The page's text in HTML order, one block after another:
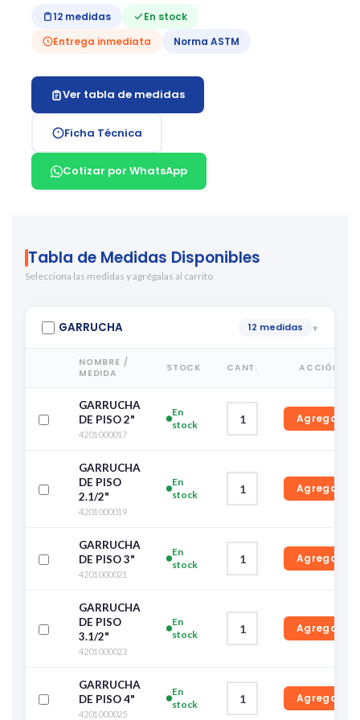
12 medidas
En stock
Entrega inmediata
Norma ASTM
Ver tabla de medidas
Ficha Técnica
Cotizar por WhatsApp
Tabla de Medidas Disponibles
Selecciona las medidas y agrégalas al carrito
GARRUCHA 12 medidas ▾
NOMBRE /
MEDIDA
STOCK CANT. ACCIÓN
GARRUCHA
DE PISO 2"
4201000017
En
stock
Agregar
GARRUCHA
DE PISO
2.1/2"
4201000019
En
stock
Agregar
GARRUCHA
DE PISO 3"
4201000021
En
stock
Agregar
GARRUCHA
DE PISO
3.1/2"
4201000023
En
stock
Agregar
GARRUCHA
DE PISO 4"
4201000025
En
stock
Agregar